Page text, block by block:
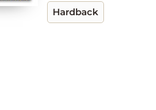
Hardback